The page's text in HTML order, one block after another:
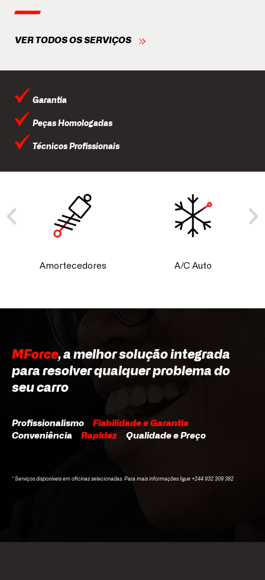
VER TODOS OS SERVIÇOS
Garantia
Peças Homologadas
Técnicos Profissionais
Amortecedores A/C Auto
MForce, a melhor solução integrada
para resolver qualquer problema do
seu carro
Profissionalismo Fiabilidade e Garantia
Conveniência Rapidez Qualidade e Preço
* Serviços disponíveis em oficinas selecionadas. Para mais informações ligue +244 932 309 382